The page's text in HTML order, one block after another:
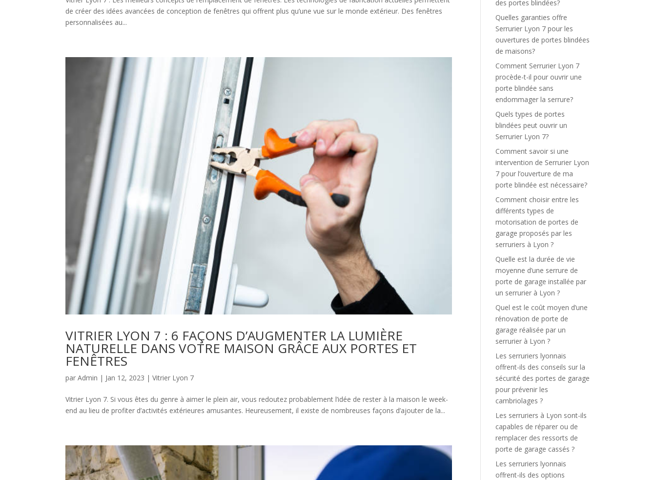
de créer des idées avancées de conception de fenêtres qui offrent plus qu’une vue sur le monde extérieur. Des fenêtres
personnalisées au...
VITRIER LYON 7 : 6 FAÇONS D’AUGMENTER LA LUMIÈRE
NATURELLE DANS VOTRE MAISON GRÂCE AUX PORTES ET
FENÊTRES
parAdmin | Jan 12, 2023 |Vitrier Lyon 7
Vitrier Lyon 7. Si vous êtes du genre à aimer le plein air, vous redoutez probablement l’idée de rester à la maison le week-
end au lieu de profiter d’activités extérieures amusantes. Heureusement, il existe de nombreuses façons d’ajouter de la...
des portes blindées?
Quelles garanties offre
Serrurier Lyon 7 pour les
ouvertures de portes blindées
de maisons?
Comment Serrurier Lyon 7
procède-t-il pour ouvrir une
porte blindée sans
endommager la serrure?
Quels types de portes
blindées peut ouvrir un
Serrurier Lyon 7?
Comment savoir si une
intervention de Serrurier Lyon
7 pour l’ouverture de ma
porte blindée est nécessaire?
Comment choisir entre les
différents types de
motorisation de portes de
garage proposés par les
serruriers à Lyon ?
Quelle est la durée de vie
moyenne d’une serrure de
porte de garage installée par
un serrurier à Lyon ?
Quel est le coût moyen d’une
rénovation de porte de
garage réalisée par un
serrurier à Lyon ?
Les serruriers lyonnais
offrent-ils des conseils sur la
sécurité des portes de garage
pour prévenir les
cambriolages ?
Les serruriers à Lyon sont-ils
capables de réparer ou de
remplacer des ressorts de
porte de garage cassés ?
Les serruriers lyonnais
offrent-ils des options